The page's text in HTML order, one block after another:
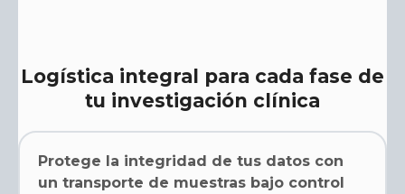
Logística integral para cada fase de
tu investigación clínica
Protege la integridad de tus datos con
un transporte de muestras bajo control